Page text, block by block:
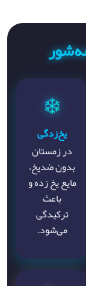
❄️
یخ‌زدگی
در زمستان
بدون ضدیخ،
مایع یخ زده و
باعث
ترکیدگی
می‌شود.